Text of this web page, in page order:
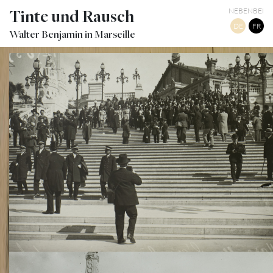
Tinte und Rausch
Walter Benjamin in Marseille
NEBENBEI
DE
FR